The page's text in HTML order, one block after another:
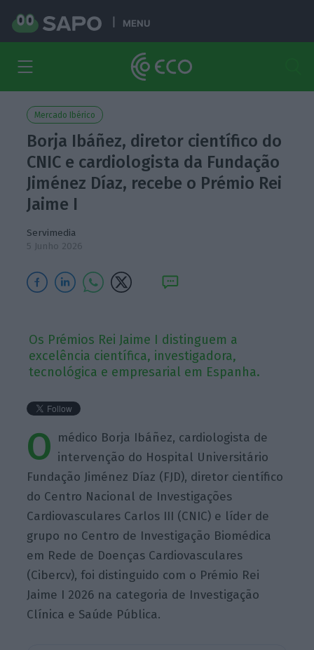
MENU
Mercado Ibérico
Borja Ibáñez, diretor científico do
CNIC e cardiologista da Fundação
Jiménez Díaz, recebe o Prémio Rei
Jaime I
Servimedia
5 Junho 2026
Os Prémios Rei Jaime I distinguem a
excelência científica, investigadora,
tecnológica e empresarial em Espanha.
O médico Borja Ibáñez, cardiologista de
intervenção do Hospital Universitário
Fundação Jiménez Díaz (FJD), diretor científico
do Centro Nacional de Investigações
Cardiovasculares Carlos III (CNIC) e líder de
grupo no Centro de Investigação Biomédica
em Rede de Doenças Cardiovasculares
(Cibercv), foi distinguido com o Prémio Rei
Jaime I 2026 na categoria de Investigação
Clínica e Saúde Pública.